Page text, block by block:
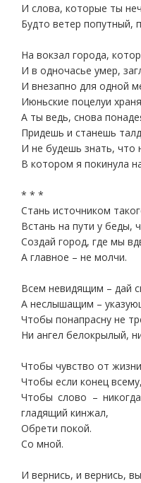
И слова, которые ты
Будто ветер попутный,
На вокзал города,
И в одночасье умер,
И внезапно для одной
Июньские поцелуи
А ты ведь, снова
Придешь и станешь
И не будешь знать, что
В котором я покинула
* * *
Стань источником
Встань на пути у беды,
Создай город, где мы
А главное – не молчи.
Всем невидящим – дай
А неслышащим –
Чтобы понапрасну не
Ни ангел белокрылый,
Чтобы чувство от
Чтобы если конец
Чтобы слово –
гладящий кинжал,
Обрети покой.
Со мной.
И вернись, и вернись,